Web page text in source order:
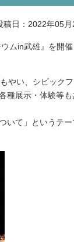
稿日：2022年05
ムin武雄』を開催
やい、シビック
種展示・体験等も
て」というテー